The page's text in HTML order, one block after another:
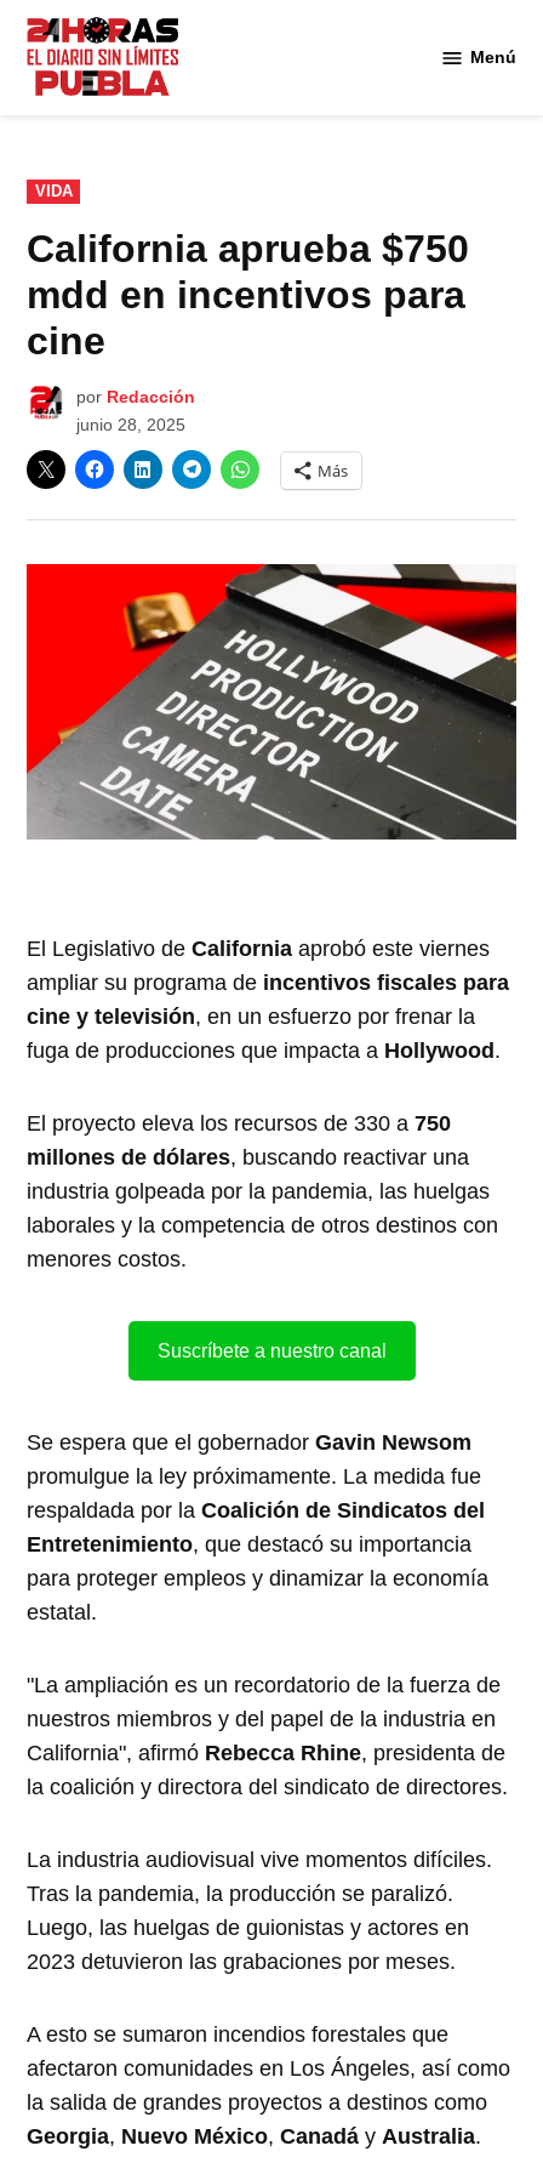
Saltar
contenido
Menú
PUBLICADO
EN
VIDA
California aprueba $750
mdd en incentivos para
cine
por Redacción
junio 28, 2025
Más
El Legislativo deCalifornia aprobó este viernes
ampliar su programa de incentivos fiscales para
cine y televisión, en un esfuerzo por frenar la
fuga de producciones que impacta a Hollywood.
El proyecto eleva los recursos de 330 a750
millones de dólares, buscando reactivar una
industria golpeada por la pandemia, las huelgas
laborales y la competencia de otros destinos con
menores costos.
Suscríbete a nuestro canal
Se espera que el gobernadorGavin Newsom
promulgue la ley próximamente. La medida fue
respaldada por laCoalición de Sindicatos del
Entretenimiento, que destacó su importancia
para proteger empleos y dinamizar la economía
estatal.
"La ampliación es un recordatorio de la fuerza de
nuestros miembros y del papel de la industria en
California", afirmó Rebecca Rhine, presidenta de
la coalición y directora del sindicato de directores.
La industria audiovisual vive momentos difíciles.
Tras la pandemia, la producción se paralizó.
Luego, las huelgas de guionistas y actores en
2023 detuvieron las grabaciones por meses.
A esto se sumaron incendios forestales que
afectaron comunidades en Los Ángeles, así como
la salida de grandes proyectos a destinos como
Georgia, Nuevo México,Canadá y Australia.